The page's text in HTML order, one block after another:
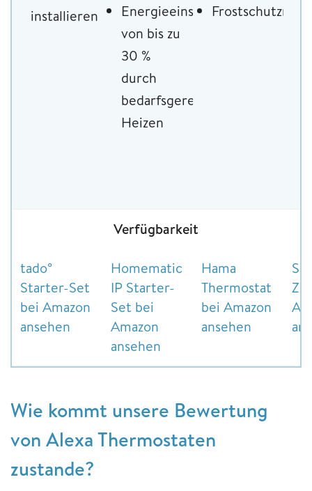
installieren
Energieeinsparungen
von bis zu
30 %
durch
bedarfsgerechtes
Heizen
Verfügbarkeit
tado°
Starter-Set
bei Amazon
ansehen
Homematic
IP Starter-
Set bei
Amazon
ansehen
Hama
Thermostat
bei Amazon
ansehen
Wie kommt unsere Bewertung
von Alexa Thermostaten
zustande?